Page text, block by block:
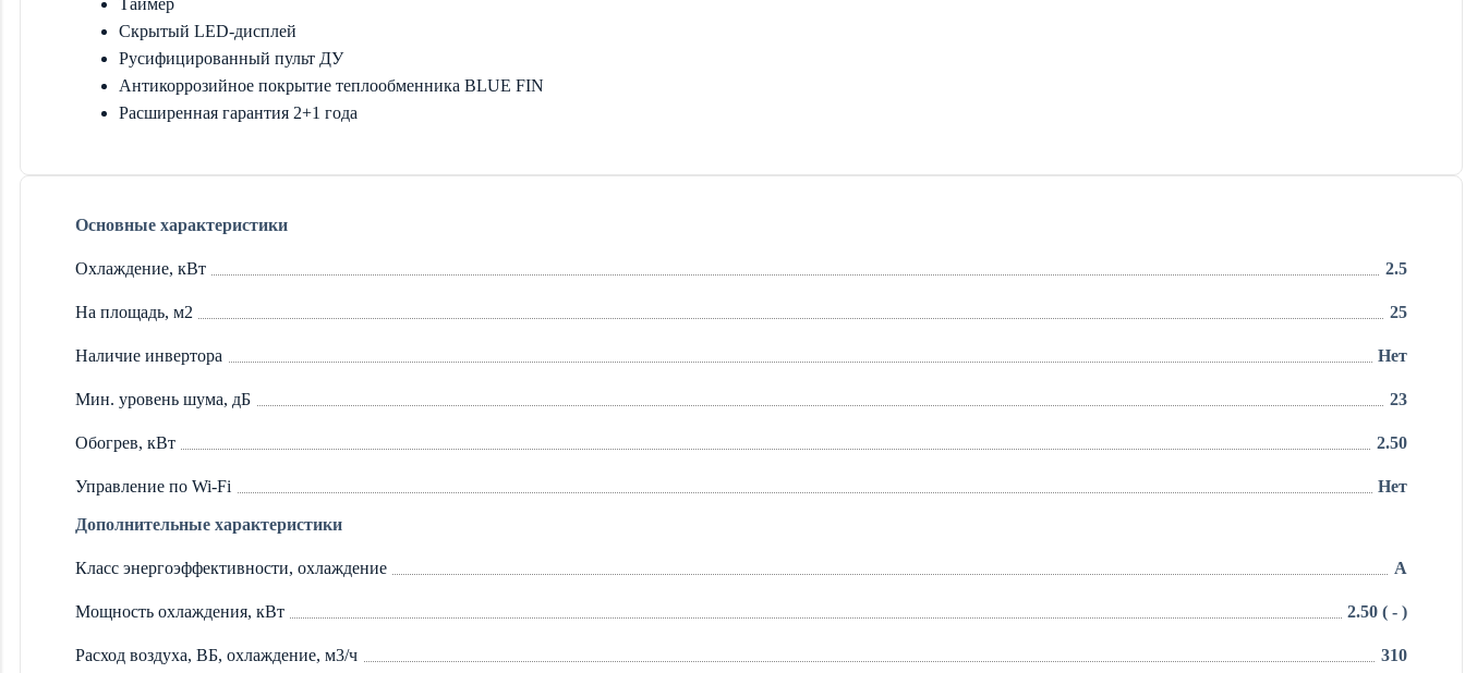
Таймер
Скрытый LED-дисплей
Русифицированный пульт ДУ
Антикоррозийное покрытие теплообменника BLUE FIN
Расширенная гарантия 2+1 года
Основные характеристики
Охлаждение, кВт 2.5
На площадь, м2 25
Наличие инвертора Нет
Мин. уровень шума, дБ 23
Обогрев, кВт 2.50
Управление по Wi-Fi Нет
Дополнительные характеристики
Класс энергоэффективности, охлаждение A
Мощность охлаждения, кВт 2.50 ( - )
Расход воздуха, ВБ, охлаждение, м3/ч 310